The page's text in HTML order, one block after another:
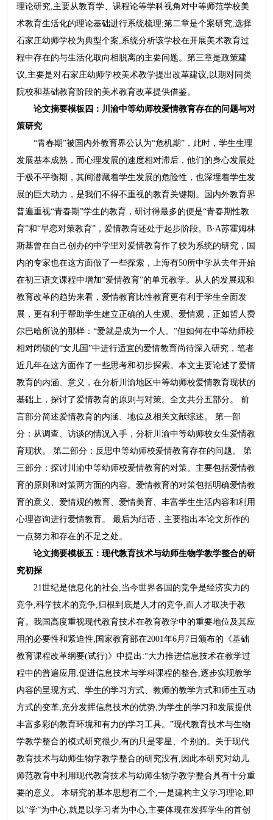
理论研究,主要从教育学、课程论等学科视角对中等师范学校美
术教育生活化的理论基础进行系统梳理;第二章是个案研究,选择
石家庄幼师学校为典型个案,系统分析该学校在开展美术教育过
程中存在的与生活化取向相脱离的主要问题。第三章是政策建
议,主要是对石家庄幼师学校美术教学提出改革建议,以期对同类
院校和基础教育阶段的美术教育改革提供借鉴。
论文摘要模板四：川渝中等幼师校爱情教育存在的问题与对
策研究
“青春期”被国内外教育界公认为“危机期”，此时，学生生理
发展基本成熟，而心理发展的速度相对滞后，他们的身心发展处
于极不平衡期，其间潜藏着学生发展的危险性，也深埋着学生发
展的巨大动力，是我们不得不重视的教育关键期。国内外教育界
普遍重视“青春期”学生的教育，研讨得最多的便是“青春期性教
育”和“早恋对策教育”，爱情教育还处于起步阶段。B·A苏霍姆林
斯基曾在自己创办的中学里对爱情教育作了较为系统的研究，国
内的专家也在这方面做了一些探索，上海有50所中学从去年开始
在初三语文课程中增加“爱情教育”的单元教学。从人的发展观和
教育改革的趋势来看，爱情教育比性教育更有利于学生全面发
展，更有利于帮助学生建立正确的人生观、爱情观，正如哲人费
尔巴哈所说的那样：“爱就是成为一个人。”但如何在中等幼师校
相对闭锁的“女儿国”中进行适宜的爱情教育尚待深入研究，笔者
近几年在这方面作了一些思考和初步探索。本文主要论述了爱情
教育的内涵、意义，在分析川渝地区中等幼师校爱情教育现状的
基础上，探讨了爱情教育的原则与对策。全文共分五部分。 前
言部分简述爱情教育的内涵、地位及相关文献综述。 第一部
分：从调查、访谈的情况入手，分析川渝中等幼师校女生爱情教
育现状。 第二部分：反思中等幼师校爱情教育存在的问题。 第
三部分：探讨川渝中等幼师校爱情教育的对策。主要包括爱情教
育的原则和对策两方面的内容。爱情教育的对策包括明确爱情教
育的意义、爱情观的教育、爱情美育、丰富学生生活内容和利用
心理咨询进行爱情教育。 最后为结语，主要指出本论文所作的
一点努力和存在的不足之处。
论文摘要模板五：现代教育技术与幼师生物学教学整合的研
究初探
21世纪是信息化的社会,当今世界各国的竞争是经济实力的
竞争,科学技术的竞争,归根到底是人才的竞争,而人才取决于教
育。我国高度重视现代教育技术在教育教学中的重要地位及其应
用的必要性和紧迫性,国家教育部在2001年6月7日颁布的《基础
教育课程改革纲要(试行)》中提出:“大力推进信息技术在教学过
程中的普遍应用,促进信息技术与学科课程的整合,逐步实现教学
内容的呈现方式、学生的学习方式、教师的教学方式和师生互动
方式的变革,充分发挥信息技术的优势,为学生的学习和发展提供
丰富多彩的教育环境和有力的学习工具。”现代教育技术与生物
学教学整合的模式研究很少,有的只是零星、个别的。关于现代
教育技术与幼师生物学教学整合的研究没有,因此本研究对幼儿
师范教育中利用现代教育技术与幼师生物学教学整合具有十分重
要的意义。 本研究的基本思想有二个,一是建构主义学习理论,即
以“学”为中心,就是以学习者为中心,主要体现在发挥学生的首创